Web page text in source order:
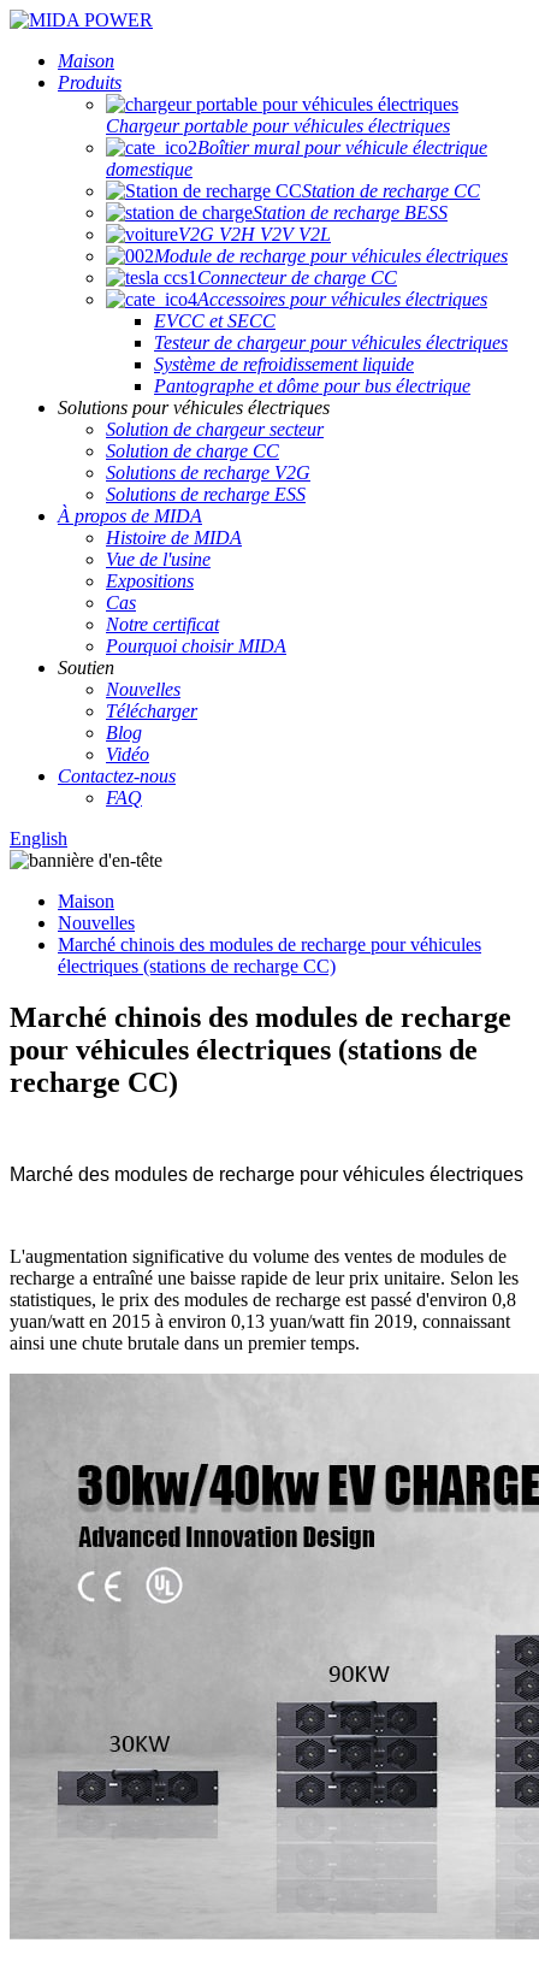
Maison
Produits
Chargeur portable pour véhicules électriques
Boîtier mural pour véhicule électrique
domestique
Station de recharge CC
Station de recharge BESS
V2G V2H V2V V2L
Module de recharge pour véhicules électriques
Connecteur de charge CC
Accessoires pour véhicules électriques
EVCC et SECC
Testeur de chargeur pour véhicules électriques
Système de refroidissement liquide
Pantographe et dôme pour bus électrique
Solutions pour véhicules électriques
Solution de chargeur secteur
Solution de charge CC
Solutions de recharge V2G
Solutions de recharge ESS
À propos de MIDA
Histoire de MIDA
Vue de l'usine
Expositions
Cas
Notre certificat
Pourquoi choisir MIDA
Soutien
Nouvelles
Télécharger
Blog
Vidéo
Contactez-nous
FAQ
English
Maison
Nouvelles
Marché chinois des modules de recharge pour véhicules
électriques (stations de recharge CC)
Marché chinois des modules de recharge
pour véhicules électriques (stations de
recharge CC)
Marché des modules de recharge pour véhicules électriques
L'augmentation significative du volume des ventes de modules de
recharge a entraîné une baisse rapide de leur prix unitaire. Selon les
statistiques, le prix des modules de recharge est passé d'environ 0,8
yuan/watt en 2015 à environ 0,13 yuan/watt fin 2019, connaissant
ainsi une chute brutale dans un premier temps.